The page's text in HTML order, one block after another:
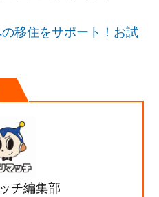
移住をサポート！お試
チ編集部